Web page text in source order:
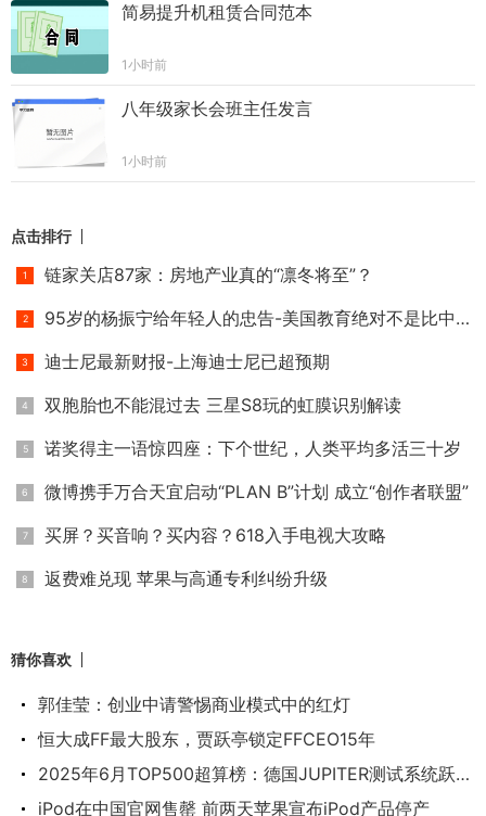
简易提升机租赁合同范本
1小时前
八年级家长会班主任发言
1小时前
点击排行
链家关店87家：房地产业真的“凛冬将至”？
95岁的杨振宁给年轻人的忠告-美国教育绝对不是比中国好
迪士尼最新财报-上海迪士尼已超预期
双胞胎也不能混过去 三星S8玩的虹膜识别解读
诺奖得主一语惊四座：下个世纪，人类平均多活三十岁
微博携手万合天宜启动“PLAN B”计划 成立“创作者联盟”
买屏？买音响？买内容？618入手电视大攻略
返费难兑现 苹果与高通专利纠纷升级
猜你喜欢
郭佳莹：创业中请警惕商业模式中的红灯
恒大成FF最大股东，贾跃亭锁定FFCEO15年
2025年6月TOP500超算榜：德国JUPITER测试系统跃居第
iPod在中国官网售罄 前两天苹果宣布iPod产品停产